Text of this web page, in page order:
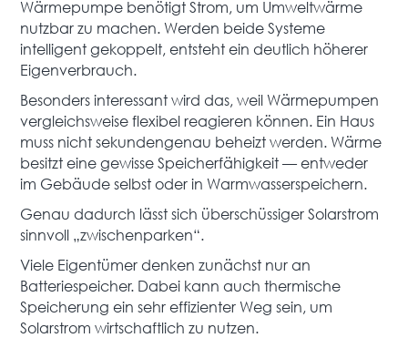
Wärmepumpe benötigt Strom, um Umweltwärme
nutzbar zu machen. Werden beide Systeme
intelligent gekoppelt, entsteht ein deutlich höherer
Eigenverbrauch.
Besonders interessant wird das, weil Wärmepumpen
vergleichsweise flexibel reagieren können. Ein Haus
muss nicht sekundengenau beheizt werden. Wärme
besitzt eine gewisse Speicherfähigkeit — entweder
im Gebäude selbst oder in Warmwasserspeichern.
Genau dadurch lässt sich überschüssiger Solarstrom
sinnvoll „zwischenparken“.
Viele Eigentümer denken zunächst nur an
Batteriespeicher. Dabei kann auch thermische
Speicherung ein sehr effizienter Weg sein, um
Solarstrom wirtschaftlich zu nutzen.